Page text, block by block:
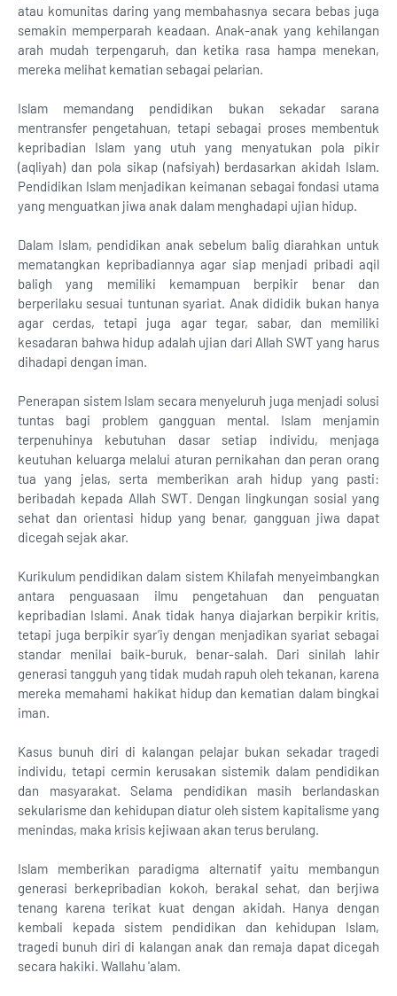
atau komunitas daring yang membahasnya secara bebas juga
semakin memperparah keadaan. Anak-anak yang kehilangan
arah mudah terpengaruh, dan ketika rasa hampa menekan,
mereka melihat kematian sebagai pelarian.
Islam memandang pendidikan bukan sekadar sarana
mentransfer pengetahuan, tetapi sebagai proses membentuk
kepribadian Islam yang utuh yang menyatukan pola pikir
(aqliyah) dan pola sikap (nafsiyah) berdasarkan akidah Islam.
Pendidikan Islam menjadikan keimanan sebagai fondasi utama
yang menguatkan jiwa anak dalam menghadapi ujian hidup.
Dalam Islam, pendidikan anak sebelum balig diarahkan untuk
mematangkan kepribadiannya agar siap menjadi pribadi aqil
baligh yang memiliki kemampuan berpikir benar dan
berperilaku sesuai tuntunan syariat. Anak dididik bukan hanya
agar cerdas, tetapi juga agar tegar, sabar, dan memiliki
kesadaran bahwa hidup adalah ujian dari Allah SWT yang harus
dihadapi dengan iman.
Penerapan sistem Islam secara menyeluruh juga menjadi solusi
tuntas bagi problem gangguan mental. Islam menjamin
terpenuhinya kebutuhan dasar setiap individu, menjaga
keutuhan keluarga melalui aturan pernikahan dan peran orang
tua yang jelas, serta memberikan arah hidup yang pasti:
beribadah kepada Allah SWT. Dengan lingkungan sosial yang
sehat dan orientasi hidup yang benar, gangguan jiwa dapat
dicegah sejak akar.
Kurikulum pendidikan dalam sistem Khilafah menyeimbangkan
antara penguasaan ilmu pengetahuan dan penguatan
kepribadian Islami. Anak tidak hanya diajarkan berpikir kritis,
tetapi juga berpikir syar’iy dengan menjadikan syariat sebagai
standar menilai baik-buruk, benar-salah. Dari sinilah lahir
generasi tangguh yang tidak mudah rapuh oleh tekanan, karena
mereka memahami hakikat hidup dan kematian dalam bingkai
iman.
Kasus bunuh diri di kalangan pelajar bukan sekadar tragedi
individu, tetapi cermin kerusakan sistemik dalam pendidikan
dan masyarakat. Selama pendidikan masih berlandaskan
sekularisme dan kehidupan diatur oleh sistem kapitalisme yang
menindas, maka krisis kejiwaan akan terus berulang.
Islam memberikan paradigma alternatif yaitu membangun
generasi berkepribadian kokoh, berakal sehat, dan berjiwa
tenang karena terikat kuat dengan akidah. Hanya dengan
kembali kepada sistem pendidikan dan kehidupan Islam,
tragedi bunuh diri di kalangan anak dan remaja dapat dicegah
secara hakiki. Wallahu 'alam.